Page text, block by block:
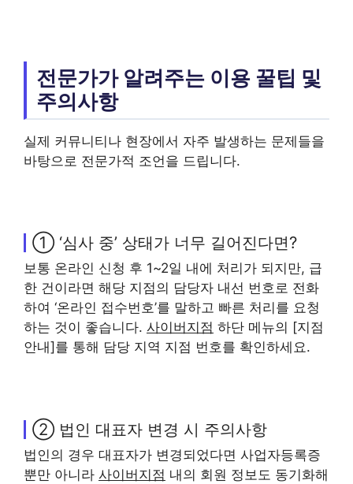
전문가가 알려주는 이용 꿀팁 및
주의사항
실제 커뮤니티나 현장에서 자주 발생하는 문제들을
바탕으로 전문가적 조언을 드립니다.
① ‘심사 중’ 상태가 너무 길어진다면?
보통 온라인 신청 후 1~2일 내에 처리가 되지만, 급
한 건이라면 해당 지점의 담당자 내선 번호로 전화
하여 ‘온라인 접수번호’를 말하고 빠른 처리를 요청
하는 것이 좋습니다. 사이버지점 하단 메뉴의 [지점
안내]를 통해 담당 지역 지점 번호를 확인하세요.
② 법인 대표자 변경 시 주의사항
법인의 경우 대표자가 변경되었다면 사업자등록증
뿐만 아니라 사이버지점 내의 회원 정보도 동기화해